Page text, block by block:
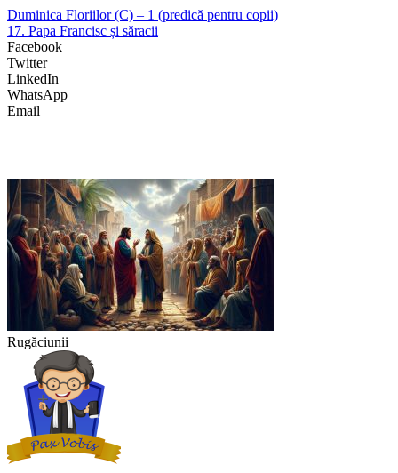
Duminica Floriilor (C) – 1 (predică pentru copii)
17. Papa Francisc și săracii
Facebook
Twitter
LinkedIn
WhatsApp
Email
Rugăciunii